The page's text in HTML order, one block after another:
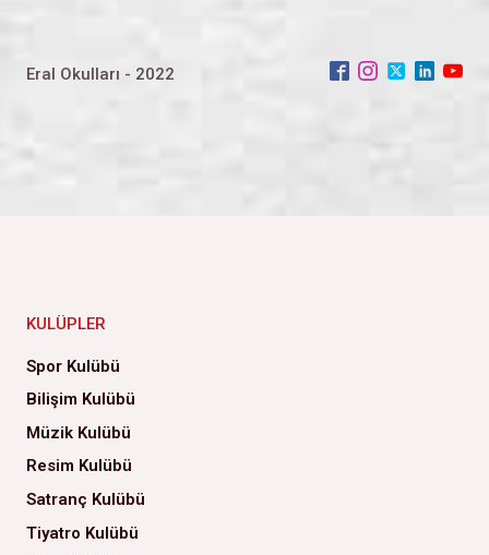
Eral Okulları - 2022
KULÜPLER
Spor Kulübü
Bilişim Kulübü
Müzik Kulübü
Resim Kulübü
Satranç Kulübü
Tiyatro Kulübü